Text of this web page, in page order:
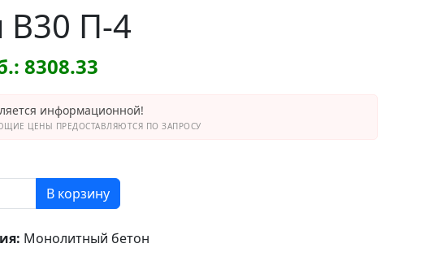
B30 П-4
8308.33
информационной!
ЦЕНЫ ПРЕДОСТАВЛЯЮТСЯ ПО ЗАПРОСУ
В корзину
Монолитный бетон